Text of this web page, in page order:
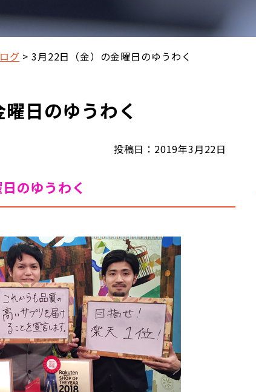
グ 3月22日（金）の金曜日のゆうわく
日のゆうわく
投稿日：2019年3月22日
のゆうわく